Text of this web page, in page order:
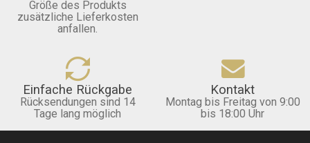
Größe des Produkts
zusätzliche Lieferkosten
anfallen.
Einfache Rückgabe
Rücksendungen sind 14
Tage lang möglich
Kontakt
Montag bis Freitag von 9:00
bis 18:00 Uhr